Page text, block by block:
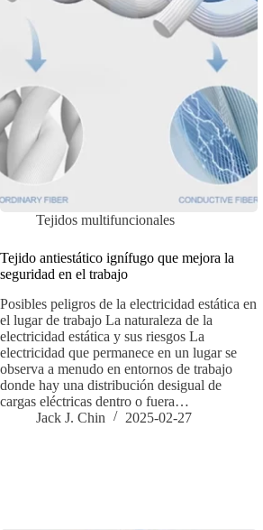
Tejidos multifuncionales
Tejido antiestático ignífugo que mejora la
seguridad en el trabajo
Posibles peligros de la electricidad estática en
el lugar de trabajo La naturaleza de la
electricidad estática y sus riesgos La
electricidad que permanece en un lugar se
observa a menudo en entornos de trabajo
donde hay una distribución desigual de
cargas eléctricas dentro o fuera…
Jack J. Chin
2025-02-27